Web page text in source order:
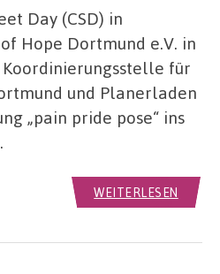
Day (CSD) in
Hope Dortmund e.V. in
für
und Planerladen
„pain pride pose“ ins
WEITERLESEN